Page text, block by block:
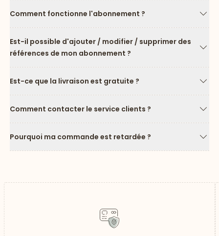
Comment fonctionne l'abonnement ?
Est-il possible d'ajouter / modifier / supprimer des
références de mon abonnement ?
Est-ce que la livraison est gratuite ?
Comment contacter le service clients ?
Pourquoi ma commande est retardée ?